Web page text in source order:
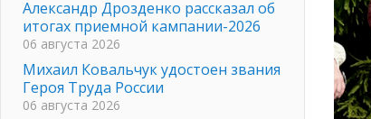
Александр Дрозденко рассказал об
итогах приемной кампании-2026
06 августа 2026
Михаил Ковальчук удостоен звания
Героя Труда России
06 августа 2026